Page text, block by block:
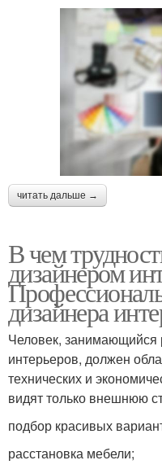
читать дальше →
В чем
дизайнером
дизайнера
Человек, занимающийся
интерьеров, должен
технических и
видят только внешнюю
подбор красивых
расстановка мебели;